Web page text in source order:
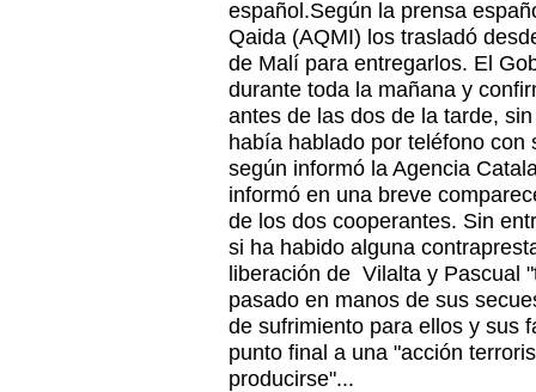
español.Según la prensa
Qaida (AQMI) los trasladó
de Malí para entregarlos. El
durante toda la mañana y
antes de las dos de la tarde,
había hablado por teléfono con
según informó la Agencia
informó en una breve
de los dos cooperantes. Sin
si ha habido alguna
liberación de Vilalta y Pascual
pasado en manos de sus
de sufrimiento para ellos y sus
punto final a una "acción
producirse"...